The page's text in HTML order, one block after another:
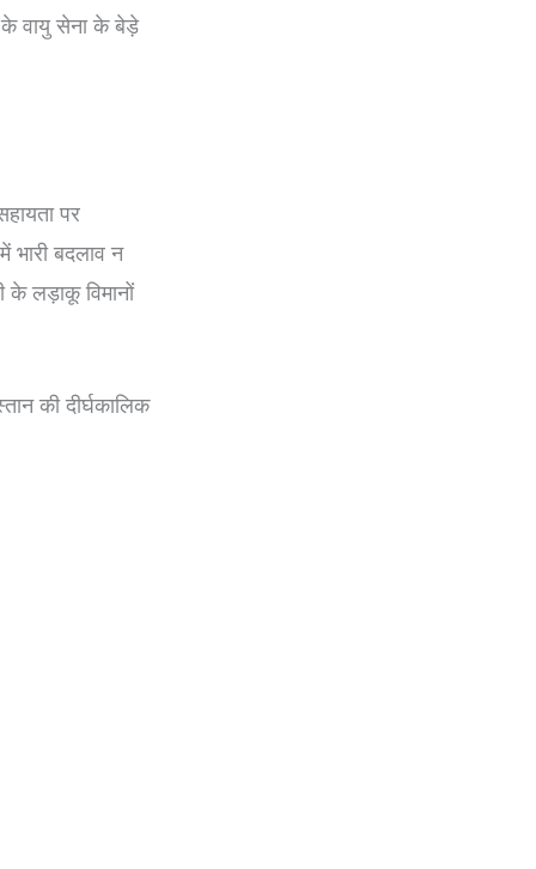
वायु सेना के बेड़े
पर
भारी बदलाव न
के लड़ाकू विमानों
की दीर्घकालिक